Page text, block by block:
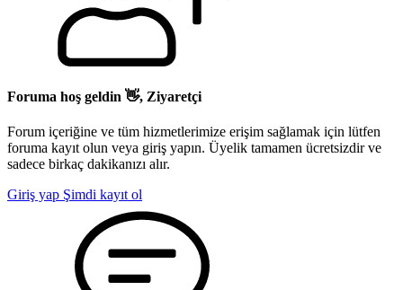
Foruma hoş geldin 👋, Ziyaretçi
Forum içeriğine ve tüm hizmetlerimize erişim sağlamak için lütfen
foruma kayıt olun veya giriş yapın. Üyelik tamamen ücretsizdir ve
sadece birkaç dakikanızı alır.
Giriş yap Şimdi kayıt ol